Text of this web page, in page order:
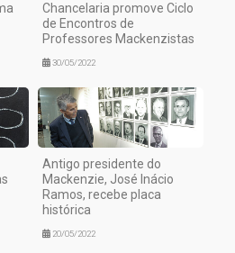
Chancelaria promove Ciclo
de Encontros de
Professores Mackenzistas
30/05/2022
Antigo presidente do
Mackenzie, José Inácio
Ramos, recebe placa
histórica
20/05/2022